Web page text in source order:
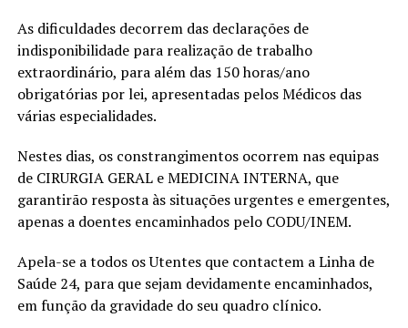
As dificuldades decorrem das declarações de
indisponibilidade para realização de trabalho
extraordinário, para além das 150 horas/ano
obrigatórias por lei, apresentadas pelos Médicos das
várias especialidades.
Nestes dias, os constrangimentos ocorrem nas equipas
de CIRURGIA GERAL e MEDICINA INTERNA, que
garantirão resposta às situações urgentes e emergentes,
apenas a doentes encaminhados pelo CODU/INEM.
Apela-se a todos os Utentes que contactem a Linha de
Saúde 24, para que sejam devidamente encaminhados,
em função da gravidade do seu quadro clínico.